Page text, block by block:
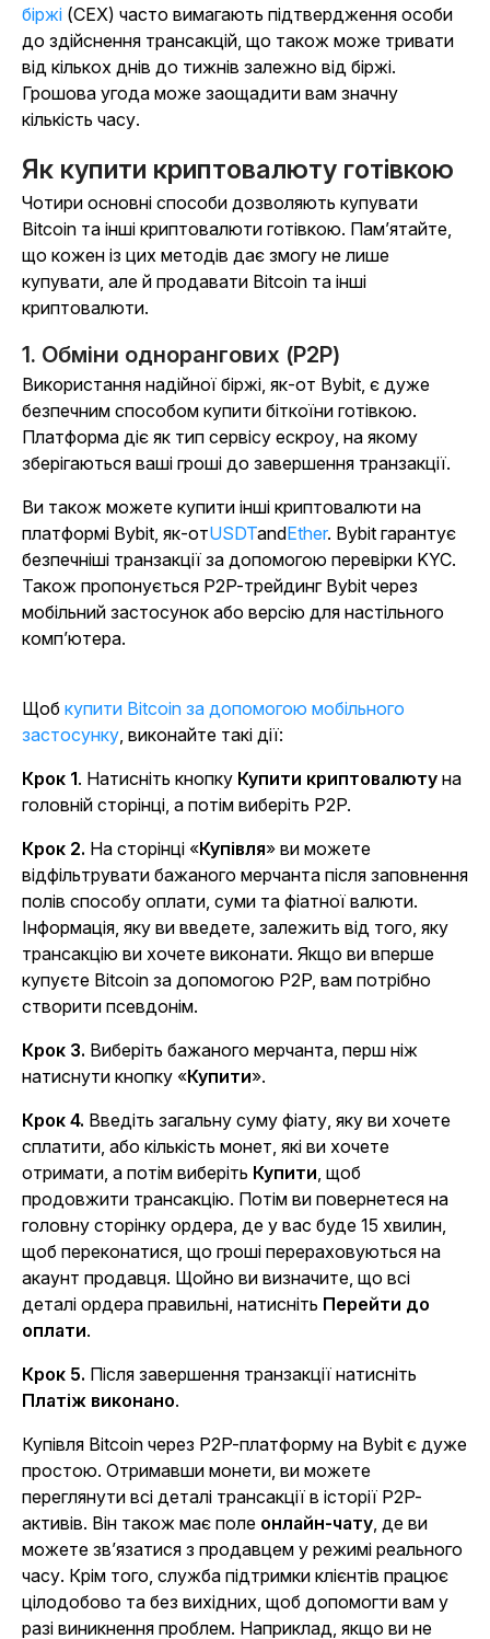
біржі (CEX) часто вимагають підтвердження особи
до здійснення трансакцій, що також може тривати
від кількох днів до тижнів залежно від біржі.
Грошова угода може заощадити вам значну
кількість часу.
Як купити криптовалюту готівкою
Чотири основні способи дозволяють купувати
Bitcoin та інші криптовалюти готівкою. Пам’ятайте,
що кожен із цих методів дає змогу не лише
купувати, але й продавати Bitcoin та інші
криптовалюти.
1. Обміни однорангових (P2P)
Використання надійної біржі, як-от Bybit, є дуже
безпечним способом купити біткоїни готівкою.
Платформа діє як тип сервісу ескроу, на якому
зберігаються ваші гроші до завершення транзакції.
Ви також можете купити інші криптовалюти на
платформі Bybit, як-отUSDTandEther. Bybit гарантує
безпечніші транзакції за допомогою перевірки KYC.
Також пропонується P2P-трейдинг Bybit через
мобільний застосунок або версію для настільного
комп’ютера.
Щоб купити Bitcoin за допомогою мобільного
застосунку, виконайте такі дії:
Крок 1. Натисніть кнопку Купити криптовалюту на
головній сторінці, а потім виберіть P2P.
Крок 2. На сторінці «Купівля» ви можете
відфільтрувати бажаного мерчанта після заповнення
полів способу оплати, суми та фіатної валюти.
Інформація, яку ви введете, залежить від того, яку
трансакцію ви хочете виконати. Якщо ви вперше
купуєте Bitcoin за допомогою P2P, вам потрібно
створити псевдонім.
Крок 3. Виберіть бажаного мерчанта, перш ніж
натиснути кнопку «Купити».
Крок 4. Введіть загальну суму фіату, яку ви хочете
сплатити, або кількість монет, які ви хочете
отримати, а потім виберіть Купити, щоб
продовжити трансакцію. Потім ви повернетеся на
головну сторінку ордера, де у вас буде 15 хвилин,
щоб переконатися, що гроші перераховуються на
акаунт продавця. Щойно ви визначите, що всі
деталі ордера правильні, натисніть Перейти до
оплати.
Крок 5. Після завершення транзакції натисніть
Платіж виконано.
Купівля Bitcoin через P2P-платформу на Bybit є дуже
простою. Отримавши монети, ви можете
переглянути всі деталі трансакції в історії P2P-
активів. Він також має поле онлайн-чату, де ви
можете зв’язатися з продавцем у режимі реального
часу. Крім того, служба підтримки клієнтів працює
цілодобово та без вихідних, щоб допомогти вам у
разі виникнення проблем. Наприклад, якщо ви не